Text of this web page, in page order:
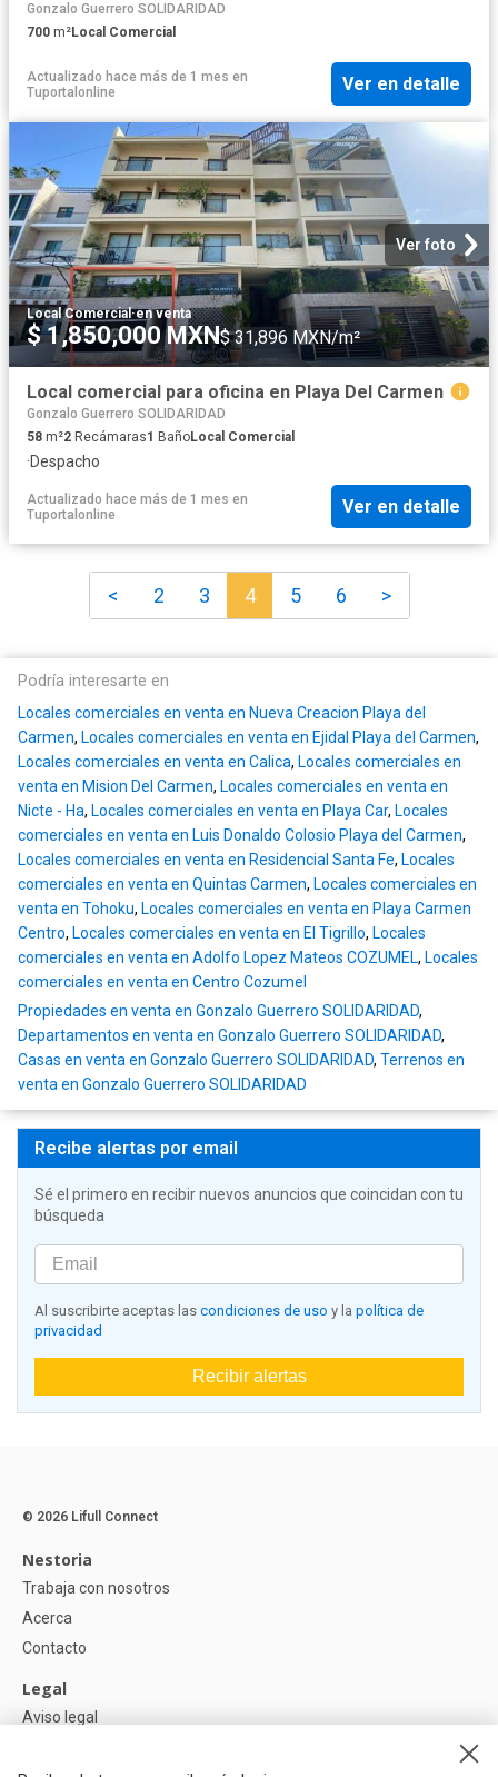
Gonzalo Guerrero SOLIDARIDAD
700 m²Local Comercial
Actualizado hace más de 1 mes en
Tuportalonline
Ver en detalle
Ver foto
Local Comercial·en venta
$ 1,850,000 MXN$ 31,896 MXN/m²
Local comercial para oficina en Playa Del Carmen
Gonzalo Guerrero SOLIDARIDAD
58 m²2 Recámaras1 BañoLocal Comercial
·Despacho
Actualizado hace más de 1 mes en
Tuportalonline
Ver en detalle
< 2 3 4 5 6 >
Podría interesarte en
Locales comerciales en venta en Nueva Creacion Playa del
Carmen, Locales comerciales en venta en Ejidal Playa del Carmen,
Locales comerciales en venta en Calica, Locales comerciales en
venta en Mision Del Carmen, Locales comerciales en venta en
Nicte - Ha, Locales comerciales en venta en Playa Car, Locales
comerciales en venta en Luis Donaldo Colosio Playa del Carmen,
Locales comerciales en venta en Residencial Santa Fe, Locales
comerciales en venta en Quintas Carmen, Locales comerciales en
venta en Tohoku, Locales comerciales en venta en Playa Carmen
Centro, Locales comerciales en venta en El Tigrillo, Locales
comerciales en venta en Adolfo Lopez Mateos COZUMEL, Locales
comerciales en venta en Centro Cozumel
Propiedades en venta en Gonzalo Guerrero SOLIDARIDAD,
Departamentos en venta en Gonzalo Guerrero SOLIDARIDAD,
Casas en venta en Gonzalo Guerrero SOLIDARIDAD, Terrenos en
venta en Gonzalo Guerrero SOLIDARIDAD
Recibe alertas por email
Sé el primero en recibir nuevos anuncios que coincidan con tu
búsqueda
Al suscribirte aceptas las condiciones de uso y la política de
privacidad
Recibir alertas
© 2026 Lifull Connect
Nestoria
Trabaja con nosotros
Acerca
Contacto
Legal
Aviso legal